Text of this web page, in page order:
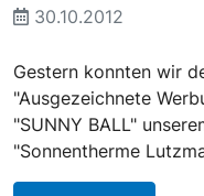
30.10.2012
Gestern konnten wir
"Ausgezeichnete
"SUNNY BALL"
"Sonnentherme